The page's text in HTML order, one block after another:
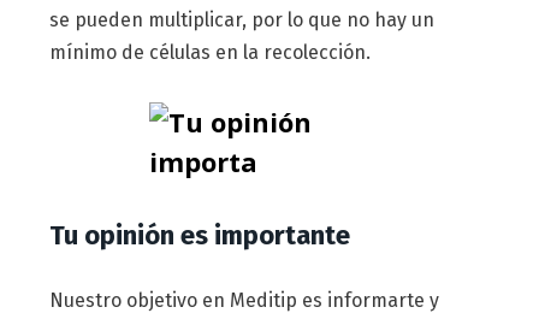
se pueden multiplicar, por lo que no hay un
mínimo de células en la recolección.
Tu opinión es importante
Nuestro objetivo en Meditip es informarte y